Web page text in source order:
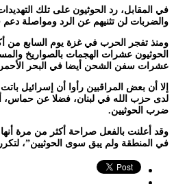
في المقابل، رد الحوثيون على تلك
والضربات لن تثنيهم عن الرد ومواصلة
الحوثيون عشرات الهجمات بالصواريخ
عشرات سفن الشحن أيضا في البحر
إلا أن بعض المراقبين رأوا أن إسرائيل
لدى حزب الله في لبنان، فضلا عن حماس،
ضرب الحوثيين.
وقد أعلنت بالفعل صراحة أكثر من مرة
في المنطقة ولم يبق سوى الحوثيين”،